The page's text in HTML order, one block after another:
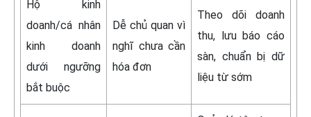
Hộ kinh
doanh/cá nhân
kinh doanh
dưới ngưỡng
bắt buộc
Dễ chủ quan vì
nghĩ chưa cần
hóa đơn
Theo dõi doanh
thu, lưu báo cáo
sàn, chuẩn bị dữ
liệu từ sớm